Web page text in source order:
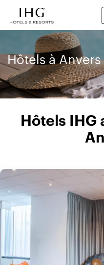
Hôtels à
Hôtels IHG